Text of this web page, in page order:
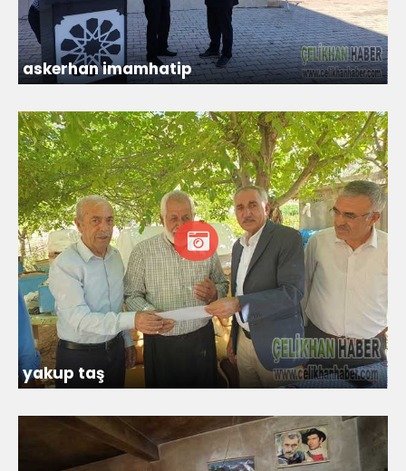
askerhan imamhatip
yakup taş